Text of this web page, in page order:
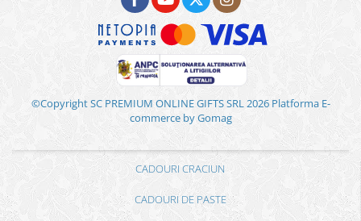
©Copyright SC PREMIUM ONLINE GIFTS SRL 2026 Platforma E-
commerce by Gomag
CADOURI CRACIUN
CADOURI DE PASTE